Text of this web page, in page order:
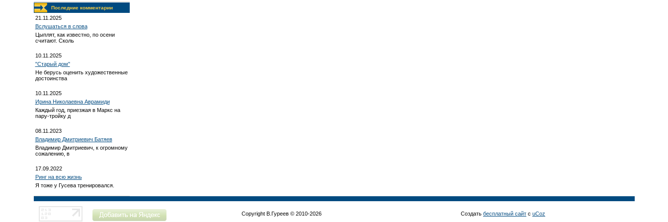
Последние комментарии
21.11.2025
Вслушаться в слова
Цыплят, как известно, по осени
считают. Сколь
10.11.2025
"Старый дом"
Не берусь оценить художественные
достоинства
10.11.2025
Ирина Николаевна Аврамиди
Каждый год, приезжая в Маркс на
пару-тройку д
08.11.2023
Владимир Дмитриевич Батяев
Владимир Дмитриевич, к огромному
сожалению, в
17.09.2022
Ринг на всю жизнь
Я тоже у Гусева тренировался.
Copyright В.Гуреев © 2010-2026 Создать бесплатный сайт с uCoz